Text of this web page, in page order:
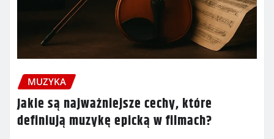
MUZYKA
Jakie są najważniejsze cechy, które
definiują muzykę epicką w filmach?